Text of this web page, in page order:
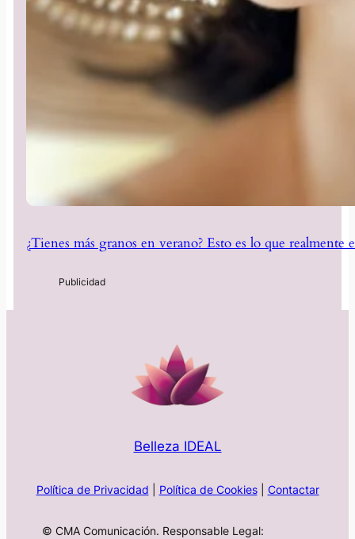
¿Tienes más granos en verano? Esto es lo que realmente
Belleza IDEAL
Política de Privacidad Política de Cookies| Contactar
© CMA Comunicación. Responsable Legal: